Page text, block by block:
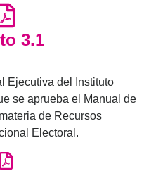
3.1
Ejecutiva del Instituto
se aprueba el Manual de
de Recursos
Electoral.